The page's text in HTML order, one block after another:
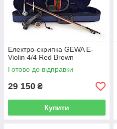
Електро-скрипка GEWA E-
Violin 4/4 Red Brown
Готово до відправки
29 150 ₴
Купити